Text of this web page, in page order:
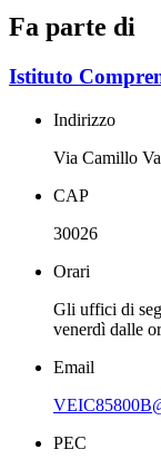
Fa parte di
Istituto
Indirizzo
Via Camillo
CAP
30026
Orari
Gli uffici di
venerdì dalle
Email
PEC